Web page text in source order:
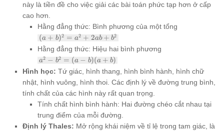
này là tiền đề cho việc giải các bài toán phức tạp hơn ở cấp
cao hơn.
Hằng đẳng thức: Bình phương của một tổng
(a+b)^2
= a^2 +
2ab +
b^2
(a + b)2 = a2 + 2ab + b2
Hằng đẳng thức: Hiệu hai bình phương
a^2 -
b^2 =
(a-b)
(a+b)
a2 − b2 = (a − b)(a + b)
Hình học: Tứ giác, hình thang, hình bình hành, hình chữ
nhật, hình vuông, hình thoi. Các định lý về đường trung bình,
tính chất của các hình này rất quan trọng.
Tính chất hình bình hành: Hai đường chéo cắt nhau tại
trung điểm của mỗi đường.
Định lý Thales: Mở rộng khái niệm về tỉ lệ trong tam giác, là